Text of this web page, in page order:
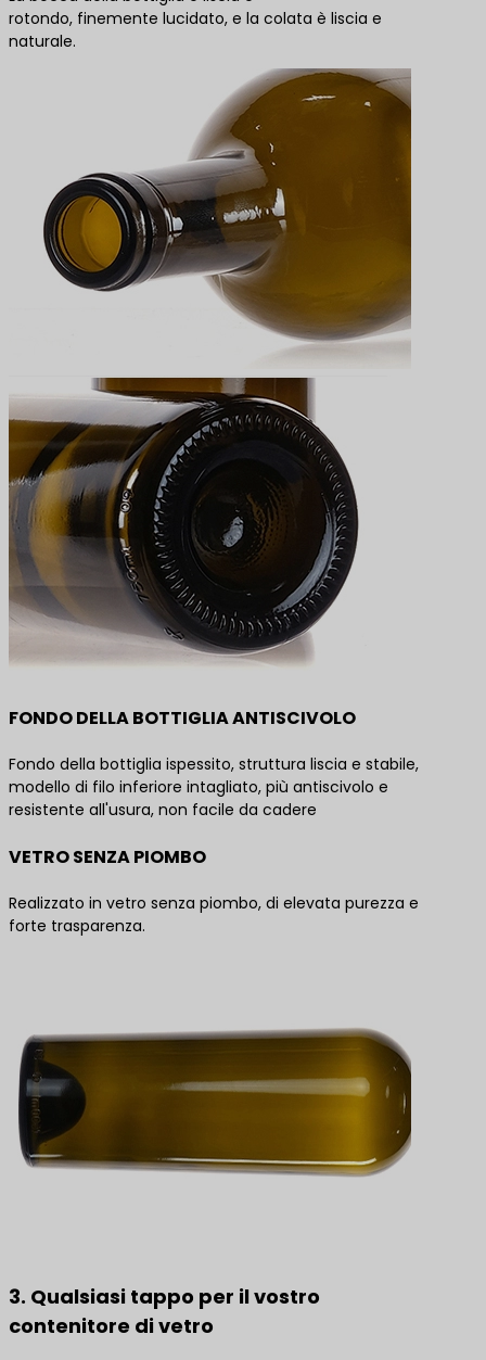
rotondo, finemente lucidato, e la colata è liscia e
naturale.
FONDO DELLA BOTTIGLIA ANTISCIVOLO
Fondo della bottiglia ispessito, struttura liscia e stabile,
modello di filo inferiore intagliato, più antiscivolo e
resistente all'usura, non facile da cadere
VETRO SENZA PIOMBO
Realizzato in vetro senza piombo, di elevata purezza e
forte trasparenza.
3. Qualsiasi tappo per il vostro
contenitore di vetro